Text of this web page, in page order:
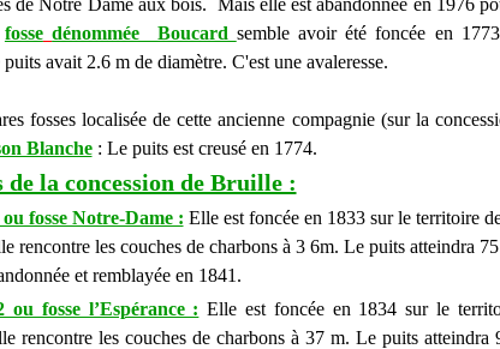
fosse dénommée  Boucard semble avoir été foncée en
avait 2.6 m de diamètre. C'est une avaleresse.
fosses localisée de cette ancienne compagnie (sur la
Blanche : Le puits est creusé en 1774.
de la concession de Bruille :
fosse Notre-Dame : Elle est foncée en 1833 sur le territoire
rencontre les couches de charbons à 3 6m. Le puits atteindra
et remblayée en 1841.
ou fosse l’Espérance : Elle est foncée en 1834 sur le
rencontre les couches de charbons à 37 m. Le puits atteindra